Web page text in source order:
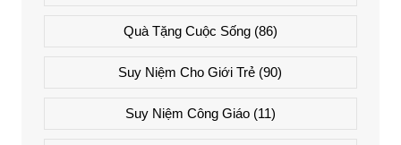
Quà Tặng Cuộc Sống(86)
Suy Niệm Cho Giới Trẻ (90)
Suy Niệm Công Giáo(11)